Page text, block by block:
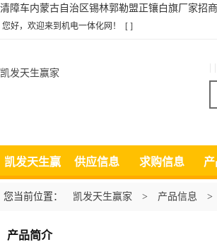
清障车内蒙古自治区锡林郭勒盟正镶白旗厂家招
您好，欢迎来到机电一体化网！ [ ]
凯发天生赢家
凯发天生赢
家
供应信息 求购信息
您当前位置： 凯发天生赢家 > 产品信息 >
产品简介